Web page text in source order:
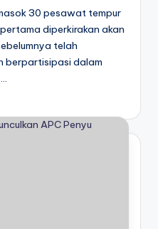
30 pesawat tempur
diperkirakan akan
telah
berpartisipasi dalam